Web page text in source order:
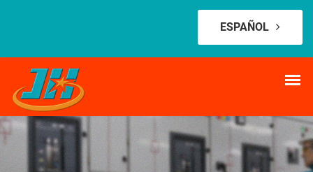
ESPAÑOL